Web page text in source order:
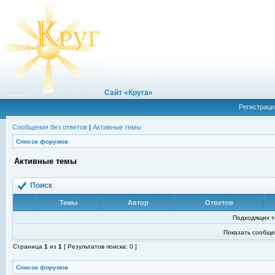
Сайт «Круга»
Сообщения без ответов | Активные темы
Список форумов
Активные темы
Поиск
Темы Автор Ответов
Подходящих
Показать
Страница 1 из 1 [ Результатов поиска: 0 ]
Список форумов